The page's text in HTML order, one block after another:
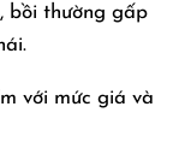
bồi thường gấp
với mức giá và